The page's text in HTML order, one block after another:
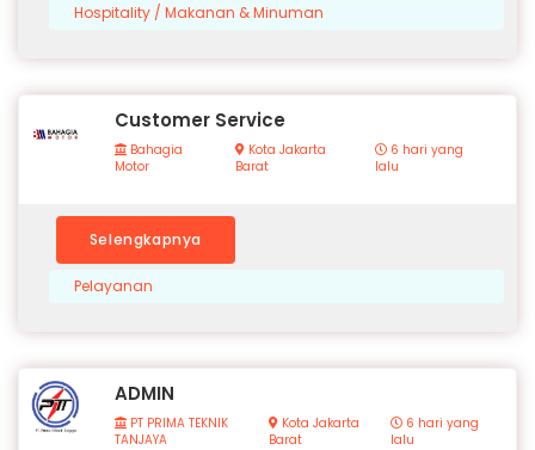
Hospitality / Makanan & Minuman
Customer Service
Bahagia
Motor
Kota Jakarta
Barat
6 hari yang
lalu
Selengkapnya
Pelayanan
ADMIN
PT PRIMA TEKNIK
TANJAYA
Kota Jakarta
Barat
6 hari yang
lalu